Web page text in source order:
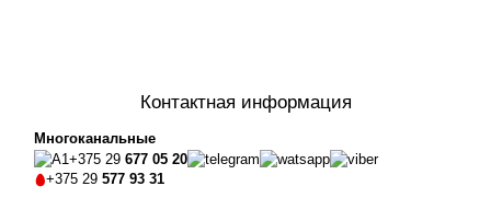
Контактная информация
Многоканальные
+375 29 677 05 20
+375 29 577 93 31